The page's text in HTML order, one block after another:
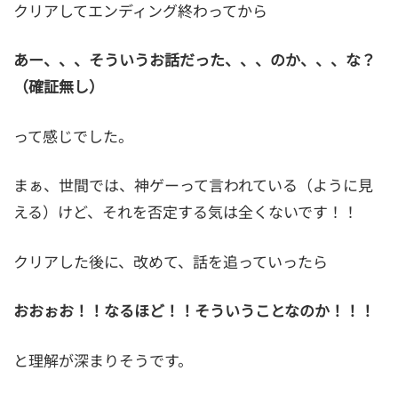
クリアしてエンディング終わってから
あー、、、そういうお話だった、、、のか、、、な？
（確証無し）
って感じでした。
まぁ、世間では、神ゲーって言われている（ように見
える）けど、それを否定する気は全くないです！！
クリアした後に、改めて、話を追っていったら
おおぉお！！なるほど！！そういうことなのか！！！
と理解が深まりそうです。